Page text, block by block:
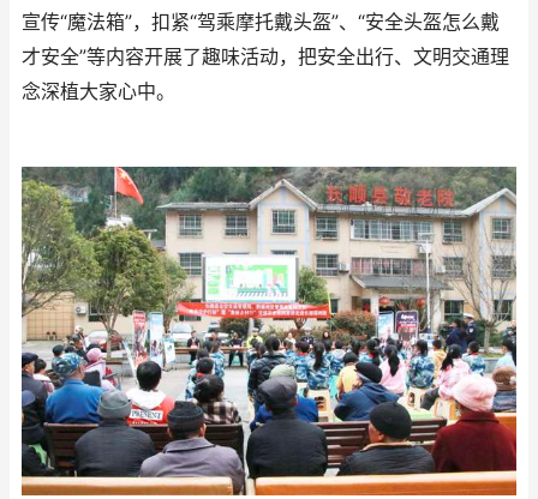
宣传“魔法箱”，扣紧“驾乘摩托戴头盔”、“安全头盔怎么戴
才安全”等内容开展了趣味活动，把安全出行、文明交通理
念深植大家心中。